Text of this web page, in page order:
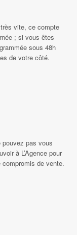
vite, ce compte
; si vous êtes
sous 48h
de votre côté.
pouvez pas vous
à L’Agence pour
compromis de vente.